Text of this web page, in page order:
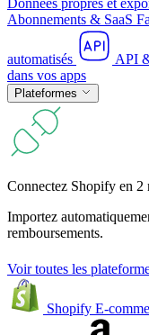
Données propres et
Abonnements & SaaS
automatisés API
dans vos apps
Plateformes
Connectez Shopify en 2
Importez
remboursements.
Voir toutes les
Shopify E-